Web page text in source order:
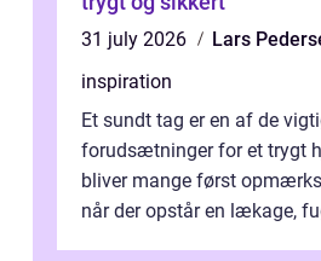
31 july 2026
Lars
inspiration
Et sundt tag er en af de
forudsætninger for et trygt
bliver mange først
når der opstår en lækage,